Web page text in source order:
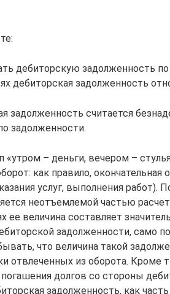
дебиторскую задолженность
дебиторская задолженность
задолженность считается
задолженности.
– деньги, вечером –
как правило, окончательная
услуг, выполнения работ).
неотъемлемой частью
ее величина составляет
задолженности, само
что величина такой
отвлеченных из оборота. Кроме
долгов со стороны
задолженность, как